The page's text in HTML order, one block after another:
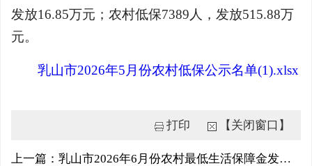
发放16.85万元；农村低保7389人，发放515.88万
元。
乳山市2026年5月份农村低保公示名单(1).xlsx
打印 【关闭窗口】
上一篇：乳山市2026年6月份农村最低生活保障金发放名单公示